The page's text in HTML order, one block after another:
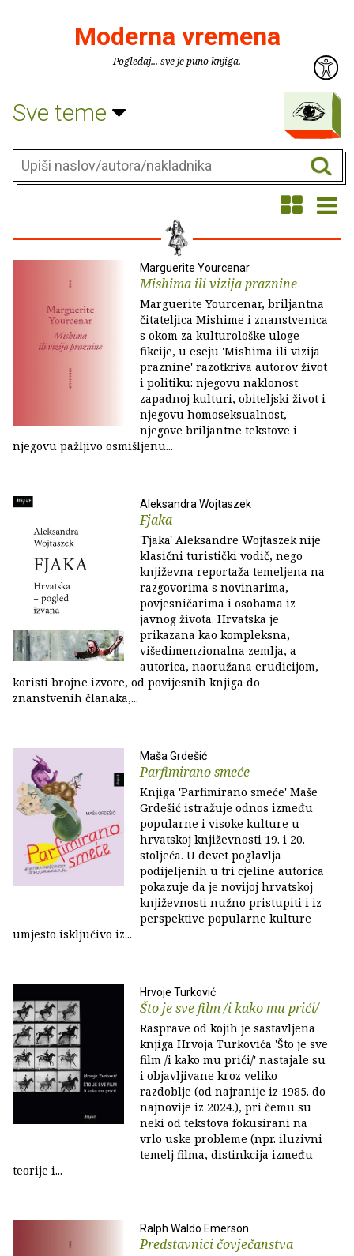
Moderna vremena
Pogledaj... sve je puno knjiga.
Sve teme
Marguerite Yourcenar
Mishima ili vizija praznine
Marguerite Yourcenar, briljantna
čitateljica Mishime i znanstvenica
s okom za kulturološke uloge
fikcije, u eseju 'Mishima ili vizija
praznine' razotkriva autorov život
i politiku: njegovu naklonost
zapadnoj kulturi, obiteljski život i
njegovu homoseksualnost,
njegove briljantne tekstove i
njegovu pažljivo osmišljenu...
Aleksandra Wojtaszek
Fjaka
'Fjaka' Aleksandre Wojtaszek nije
klasični turistički vodič, nego
književna reportaža temeljena na
razgovorima s novinarima,
povjesničarima i osobama iz
javnog života. Hrvatska je
prikazana kao kompleksna,
višedimenzionalna zemlja, a
autorica, naoružana erudicijom,
koristi brojne izvore, od povijesnih knjiga do
znanstvenih članaka,...
Maša Grdešić
Parfimirano smeće
Knjiga 'Parfimirano smeće' Maše
Grdešić istražuje odnos između
popularne i visoke kulture u
hrvatskoj književnosti 19. i 20.
stoljeća. U devet poglavlja
podijeljenih u tri cjeline autorica
pokazuje da je novijoj hrvatskoj
književnosti nužno pristupiti i iz
perspektive popularne kulture
umjesto isključivo iz...
Hrvoje Turković
Što je sve film /i kako mu prići/
Rasprave od kojih je sastavljena
knjiga Hrvoja Turkovića 'Što je sve
film /i kako mu prići/' nastajale su
i objavljivane kroz veliko
razdoblje (od najranije iz 1985. do
najnovije iz 2024.), pri čemu su
neki od tekstova fokusirani na
vrlo uske probleme (npr. iluzivni
temelj filma, distinkcija između
teorije i...
Ralph Waldo Emerson
Predstavnici čovječanstva